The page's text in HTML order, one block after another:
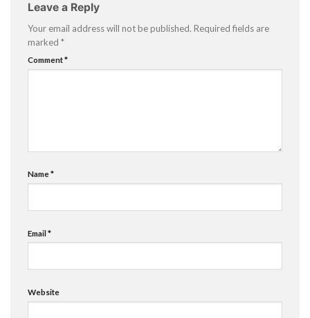
Leave a Reply
Your email address will not be published. Required fields are
marked *
Comment*
Name*
Email*
Website